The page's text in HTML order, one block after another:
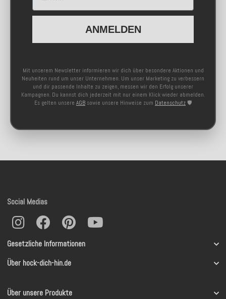
ANMELDEN
Mit unserem Newsletter informieren wir dich über besondere Aktionen und
Neuheiten rund um unser Unternehmen. Um unser Marketing zu verbessern
und dir passende Inhalte zu zeigen, messen wir den Erfolg unserer
Kampagnen. Du kannst dich jederzeit mit nur einem Klick wieder abmelden.
Es gelten unsere AGB sowie unsere Hinweise zum Datenschutz 🛡️
Gesetzliche Informationen
Über hock-dich-hin.de
Über unsere Produkte
Social Medias